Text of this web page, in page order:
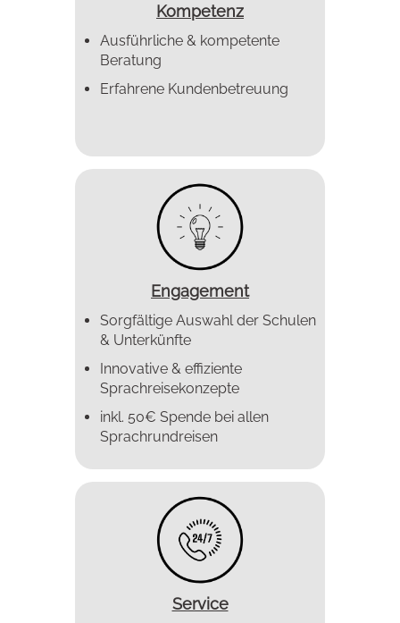
Kompetenz
Ausführliche & kompetente
Beratung
Erfahrene Kundenbetreuung
Engagement
Sorgfältige Auswahl der Schulen
& Unterkünfte
Innovative & effiziente
Sprachreise­konzepte
inkl. 50€ Spende bei allen
Sprachrundreisen
Service